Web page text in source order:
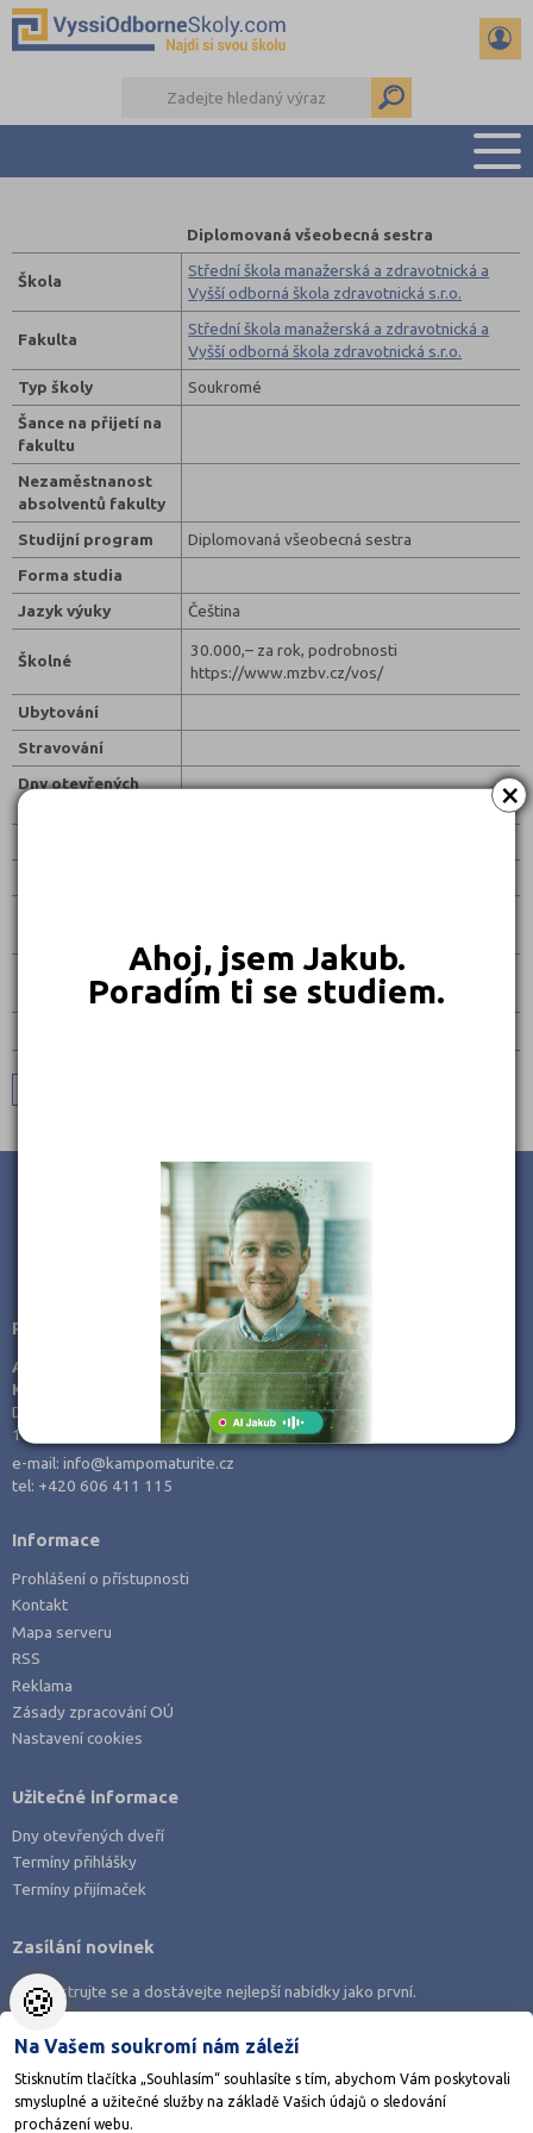
×
Ahoj, jsem Jakub.
Poradím ti se studiem.
PŘÍPRAVA NA PŘIJÍMAČKY
KALENDÁŘ AKCÍ
SEMINÁRKY
DALŠÍ DRUHY ŠKOL
Diplomovaná všeobecná sestra
Škola
Střední škola manažerská a zdravotnická a
Vyšší odborná škola zdravotnická s.r.o.
Fakulta
Střední škola manažerská a zdravotnická a
Vyšší odborná škola zdravotnická s.r.o.
Typ školy
Soukromé
Šance na přijetí na
fakultu
Nezaměstnanost
absolventů fakulty
Studijní program
Diplomovaná všeobecná sestra
Forma studia
Jazyk výuky
Čeština
Školné
30.000,– za rok, podrobnosti
https://www.mzbv.cz/vos/
Ubytování
Stravování
Dny otevřených
dveří
Přijímací řízení
JSME TAM, KDE JSTE VY
Poradenství v přípravě ke studiu
AMOS -
KamPoMaturite.cz, s.r.o.
Dukelských hrdinů 21
170 00 Praha 7
e-mail:info@kampomaturite.cz
tel: +420 606 411 115
Informace
Prohlášení o přístupnosti
Kontakt
Mapa serveru
RSS
Reklama
Zásady zpracování OÚ
Nastavení cookies
Stáhněte si aplikaci Adresář škol
Užitečné informace
Dny otevřených dveří
Termíny přihlášky
Termíny přijímaček
Zasílání novinek
Zaregistrujte se a dostávejte nejlepší nabídky jako první.
🍪
Na Vašem soukromí nám záleží
Stisknutím tlačítka „Souhlasím“ souhlasíte s tím, abychom Vám poskytovali
smysluplné a užitečné služby na základě Vašich údajů o sledování
procházení webu.